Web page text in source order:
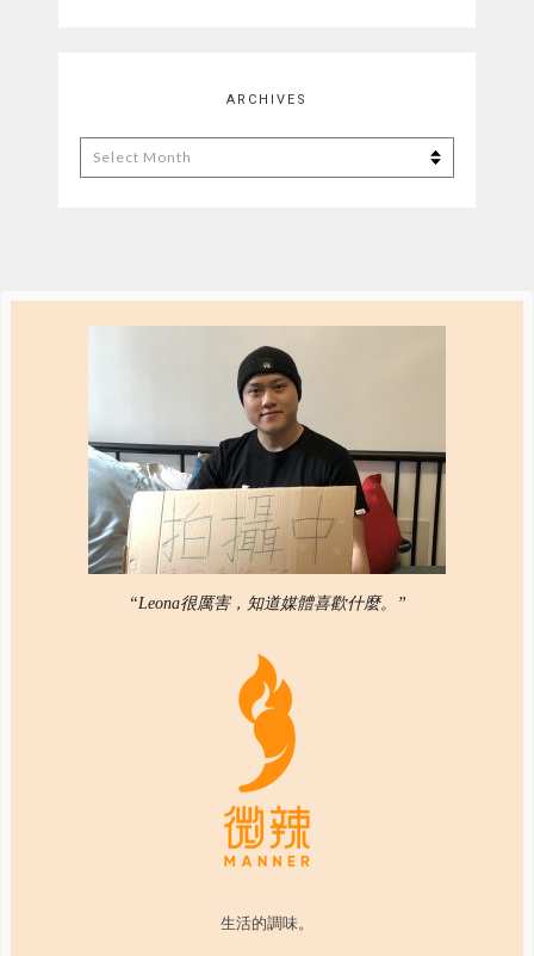
ARCHIVES
Archives
“Leona很厲害，知道媒體喜歡什麼。”
生活的調味。